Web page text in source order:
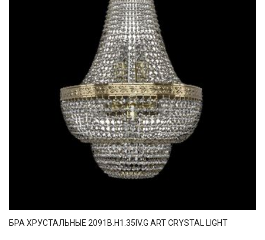
БРА ХРУСТАЛЬНЫЕ 2091B.H1.35IV.G ART CRYSTAL LIGHT